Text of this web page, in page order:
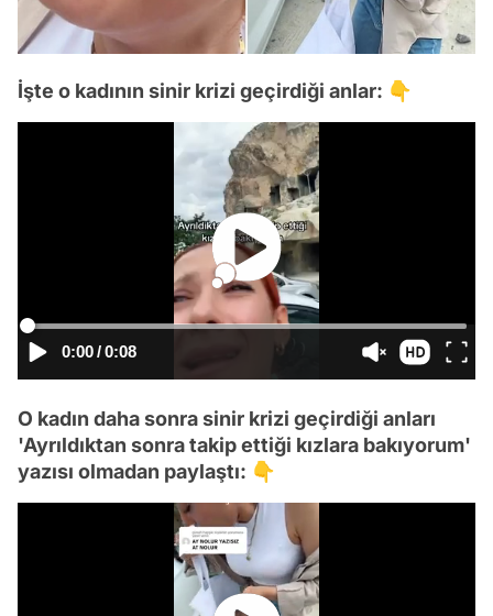
İşte o kadının sinir krizi geçirdiği anlar: 👇
0:00/0:08
O kadın daha sonra sinir krizi geçirdiği anları
'Ayrıldıktan sonra takip ettiği kızlara bakıyorum'
yazısı olmadan paylaştı: 👇